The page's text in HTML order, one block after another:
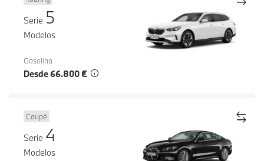
Serie 5
Modelos
Gasolina
Desde 66.800 €
Coupé
Serie 4
Modelos